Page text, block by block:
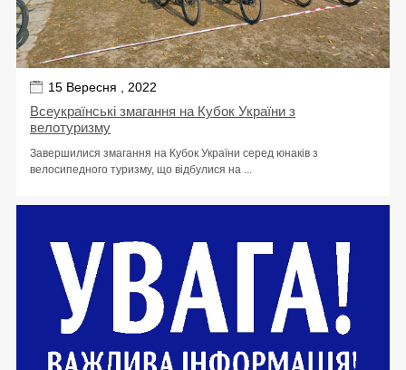
15 Вересня , 2022
Всеукраїнські змагання на Кубок України з
велотуризму
Завершилися змагання на Кубок України серед юнаків з
велосипедного туризму, що відбулися на ...